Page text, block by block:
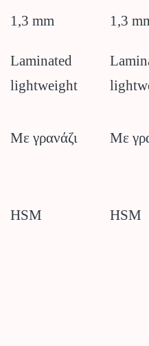
1,3 mm 1,3
Laminated
lightweight
Με γρανάζι Με
HSM HSM